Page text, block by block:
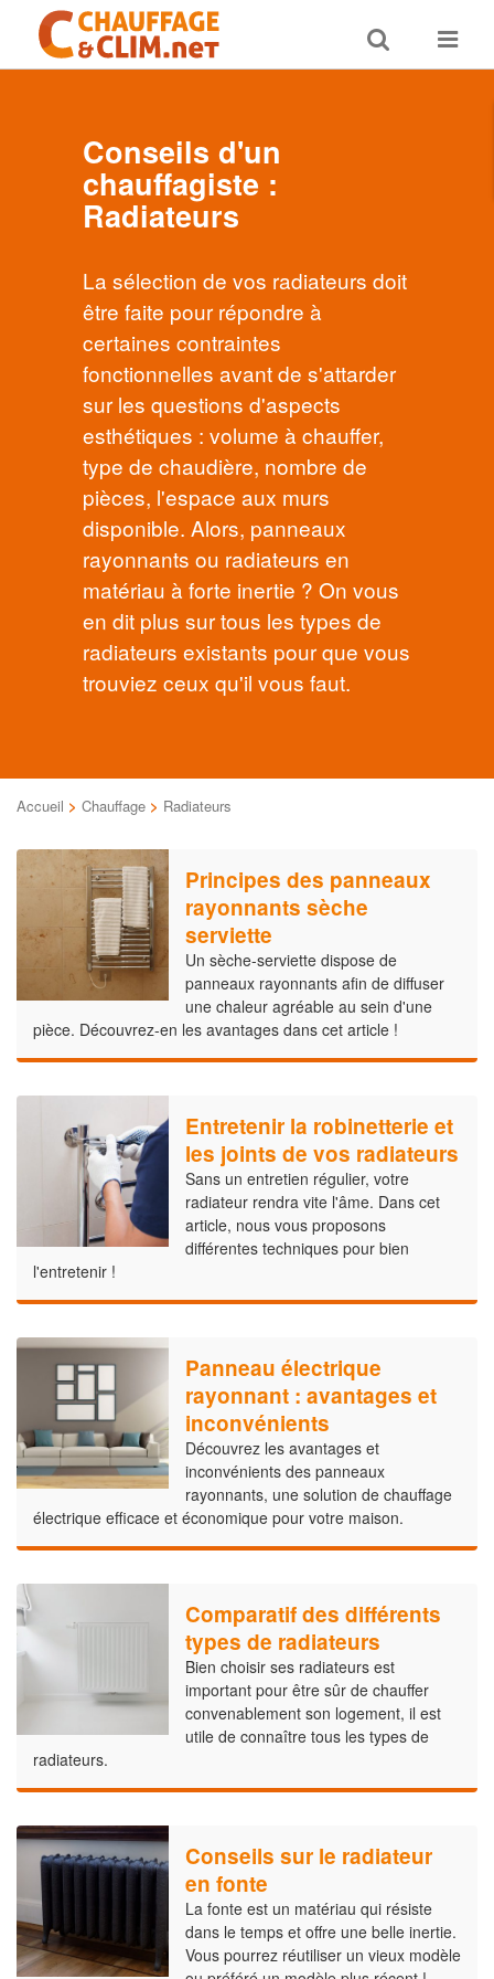
Toggle
search
Toggle
Conseils d'un
chauffagiste :
Radiateurs
La sélection de vos radiateurs doit
être faite pour répondre à
certaines contraintes
fonctionnelles avant de s'attarder
sur les questions d'aspects
esthétiques : volume à chauffer,
type de chaudière, nombre de
pièces, l'espace aux murs
disponible. Alors, panneaux
rayonnants ou radiateurs en
matériau à forte inertie ? On vous
en dit plus sur tous les types de
radiateurs existants pour que vous
trouviez ceux qu'il vous faut.
Accueil > Chauffage > Radiateurs
Principes des panneaux
rayonnants sèche
serviette
Un sèche-serviette dispose de
panneaux rayonnants afin de diffuser
une chaleur agréable au sein d'une
pièce. Découvrez-en les avantages dans cet article !
Entretenir la robinetterie et
les joints de vos radiateurs
Sans un entretien régulier, votre
radiateur rendra vite l'âme. Dans cet
article, nous vous proposons
différentes techniques pour bien
l'entretenir !
Panneau électrique
rayonnant : avantages et
inconvénients
Découvrez les avantages et
inconvénients des panneaux
rayonnants, une solution de chauffage
électrique efficace et économique pour votre maison.
Comparatif des différents
types de radiateurs
Bien choisir ses radiateurs est
important pour être sûr de chauffer
convenablement son logement, il est
utile de connaître tous les types de
radiateurs.
Conseils sur le radiateur
en fonte
La fonte est un matériau qui résiste
dans le temps et offre une belle inertie.
Vous pourrez réutiliser un vieux modèle